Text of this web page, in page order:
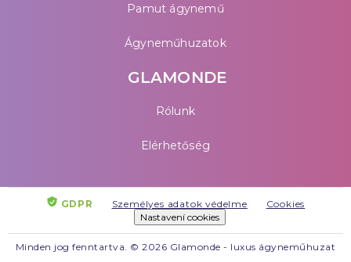
Pamut ágynemű
Ágyneműhuzatok
GLAMONDE
Rólunk
Elérhetőség
GDPR Személyes adatok védelme
Cookies
Nastavení cookies
Minden jog fenntartva. © 2026 Glamonde - luxus ágyneműhuzat